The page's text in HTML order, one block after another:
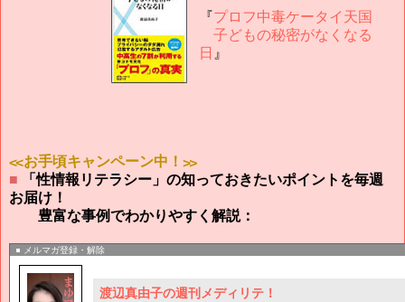
『プロフ中毒ケータイ天国
子どもの秘密がなくなる
日 』
≪お手頃キャンペーン中！≫
■ 「性情報リテラシー」の知っておきたいポイントを毎週
お届け！
豊富な事例でわかりやすく解説：
メルマガ登録・解除
渡辺真由子の週刊メディリテ！